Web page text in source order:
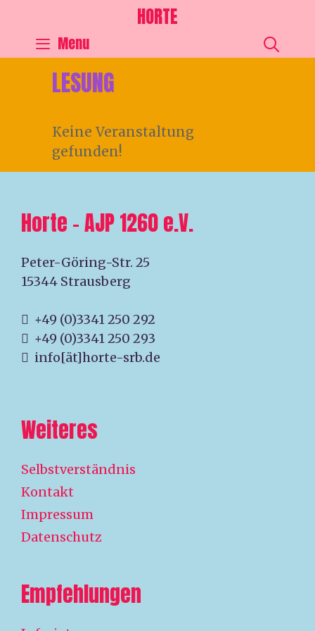
HORTE
Menu
LESUNG
Keine Veranstaltung
gefunden!
Horte – AJP 1260 e.V.
Peter-Göring-Str. 25
15344 Strausberg
+49 (0)3341 250 292
+49 (0)3341 250 293
info[ät]horte-srb.de
Weiteres
Selbstverständnis
Kontakt
Impressum
Datenschutz
Empfehlungen